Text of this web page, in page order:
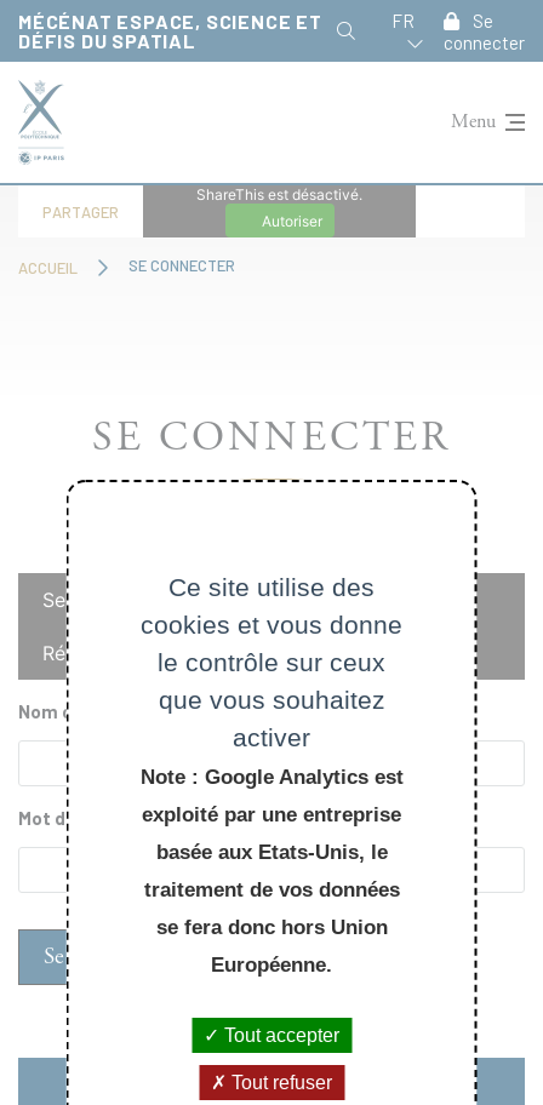
MÉCÉNAT ESPACE, SCIENCE ET
DÉFIS DU SPATIAL
FR
Se
connecter
Menu
ACCUEIL SE CONNECTER
PARTAGER
ShareThis est désactivé.
Autoriser
SE CONNECTER
Onglets
principaux
Se connecter
Réinitialiser votre mot de passe
Nom d'utilisateur
Mot de passe
Panneau de gestion des cookies
Ce site utilise des
cookies et vous donne
le contrôle sur ceux
que vous souhaitez
activer
Note : Google Analytics est
exploité par une entreprise
basée aux Etats-Unis, le
traitement de vos données
se fera donc hors Union
Européenne.
Tout accepter
Tout refuser